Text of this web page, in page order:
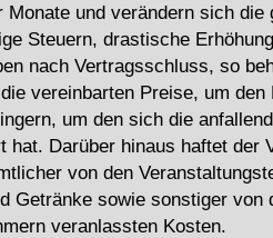
Monate und verändern sich die
Steuern, drastische
nach Vertragsschluss, so
vereinbarten Preise, um den
um den sich die
hat. Darüber hinaus haftet der
von den
Getränke sowie sonstiger von
veranlassten Kosten.